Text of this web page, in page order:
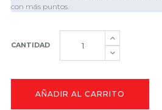
con más puntos.
CANTIDAD
AÑADIR AL CARRITO